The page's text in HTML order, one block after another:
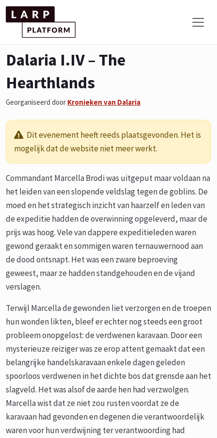
Dalaria I.IV – The
Hearthlands
Georganiseerd door Kronieken van Dalaria
Dit evenement heeft reeds plaatsgevonden. Het is
mogelijk dat de website niet meer werkt.
Commandant Marcella Brodi was uitgeput maar voldaan na
het leiden van een slopende veldslag tegen de goblins. De
moed en het strategisch inzicht van haarzelf en leden van
de expeditie hadden de overwinning opgeleverd, maar de
prijs was hoog. Vele van dappere expeditieleden waren
gewond geraakt en sommigen waren ternauwernood aan
de dood ontsnapt. Het was een zware beproeving
geweest, maar ze hadden standgehouden en de vijand
verslagen.
Terwijl Marcella de gewonden liet verzorgen en de troepen
hun wonden likten, bleef er echter nog steeds een groot
probleem onopgelost: de verdwenen karavaan. Door een
mysterieuze reiziger was ze erop attent gemaakt dat een
belangrijke handelskaravaan enkele dagen geleden
spoorloos verdwenen in het dichte bos dat grensde aan het
slagveld. Het was alsof de aarde hen had verzwolgen.
Marcella wist dat ze niet zou rusten voordat ze de
karavaan had gevonden en degenen die verantwoordelijk
waren voor hun verdwijning ter verantwoording had